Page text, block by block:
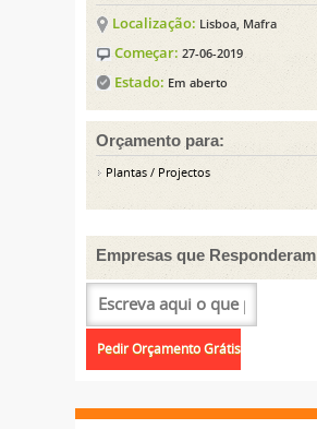
Localização: Lisboa, Mafra
Começar: 27-06-2019
Estado: Em aberto
Orçamento para:
Plantas / Projectos
Empresas que Responderam